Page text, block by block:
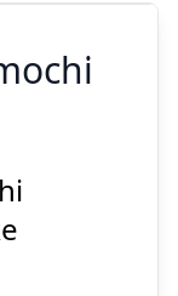
answer